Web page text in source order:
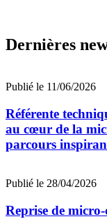
Dernières
Publié le 11/06/2026
Référente
au cœur de la
parcours
Publié le 28/04/2026
Reprise de